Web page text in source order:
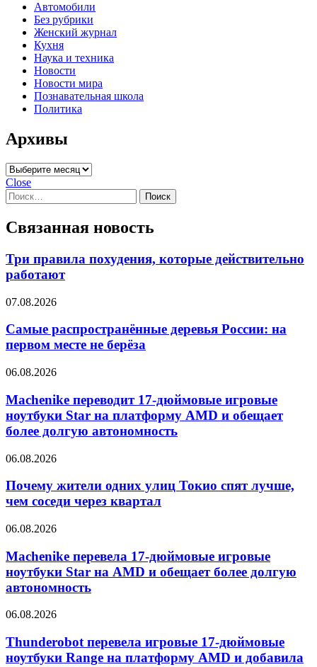
Автомобили
Без рубрики
Женский журнал
Кухня
Наука и техника
Новости
Новости мира
Познавательная школа
Политика
Архивы
Архивы
Close
Найти:
Связанная новость
Три правила похудения, которые действительно
работают
07.08.2026
Самые распространённые деревья России: на
первом месте не берёза
06.08.2026
Machenike переводит 17-дюймовые игровые
ноутбуки Star на платформу AMD и обещает
более долгую автономность
06.08.2026
Почему жители одних улиц Токио спят лучше,
чем соседи через квартал
06.08.2026
Machenike перевела 17-дюймовые игровые
ноутбуки Star на AMD и обещает более долгую
автономность
06.08.2026
Thunderobot перевела игровые 17-дюймовые
ноутбуки Range на платформу AMD и добавила